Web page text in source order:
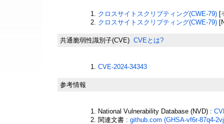
クロスサイトスクリプティング(CWE-79) [
クロスサイトスクリプティング(CWE-79)
共通脆弱性識別子(CVE) CVEとは?
CVE-2024-34343
参考情報
National Vulnerability Database (NVD) :
関連文書 : github.com (GHSA-vf6r-87q4-